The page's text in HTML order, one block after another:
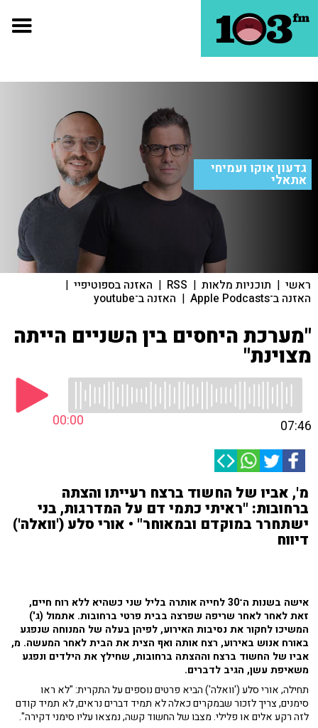
גדעון אוקו ועמיחי
אתאלי
ראשי | תוכניות מלאות |
RSS
| האזנה בספוטיפיי |
האזנה ב־Apple Podcasts | האזנה ב־youtube
"מערכת היחסים בין השניים הייתה
מצוינת"
00:00 07:46
מ', אביו של החשוד ברצח רעייתו והצתה
ברחובות: "ראיתי כתמי דם על המדרגות, בני
ישתחרר במוקדם ובמאוחר" • אורי סלע ('וואלה')
דיווח
אישה בשנות ה־30 לחייה אותרה בליל שני כשהיא ללא רוח חיים,
זאת לאחר לאחר שריפה שפרצה בבית פרטי ברחובות. אתמול (ג')
המשיכו לחקור את נסיבות האירוע, לפיהן בעלה של המנוחה שנפגע
באורח אנוש באירוע, רצח אותה ואף הצית את הבית לאחר המעשה. מ,
אביו של החשוד ברצח וההצתה ברחובות, שחילץ את הילדים ונפגע
משאיפת עשן, הגיב לדברים.
תחילה,אורי סלע ('וואלה') הביא פרטים נוספים על התקרית: "לא ראו
סימנים, צריך לזכור שבמקרים כאלה לא תמיד דברים נראים, לא תמיד קודם
לזה רקע אלים או פלילי. מצבו של החשוד קשה, נמצאו עליו סימני דקירה".